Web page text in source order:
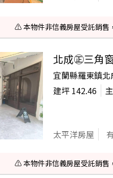
⚠️ 本物件非信義房屋受託銷售
北成㊣三角
宜蘭縣羅東鎮
建坪 142.46
太平洋房屋
⚠️ 本物件非信義房屋受託銷售